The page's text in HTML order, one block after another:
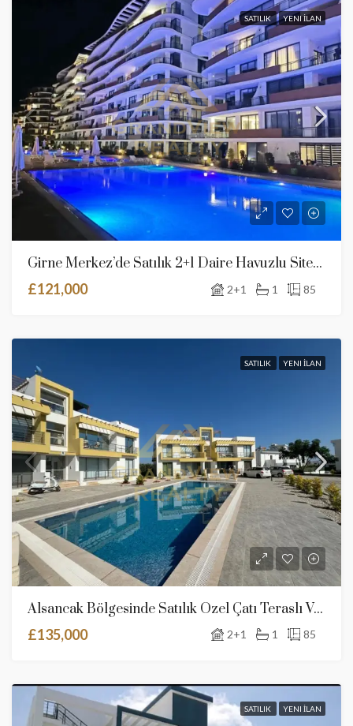
SATILIK YENI İLAN
Girne Merkez’de Satılık 2+1 Daire Havuzlu Sitede
£121,000
2+1 1 85
SATILIK YENI İLAN
Alsancak Bölgesinde Satılık Özel Çatı Teraslı Ve Ortak Havuzlu Daire
£135,000
2+1 1 85
SATILIK YENI İLAN